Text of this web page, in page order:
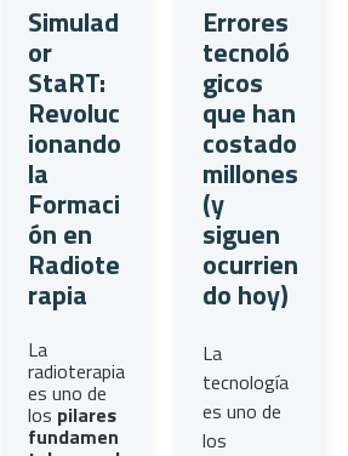
Simulad
or
StaRT:
Revoluc
ionando
la
Formaci
ón en
Radiote
rapia
La
radioterapia
es uno de
los pilares
fundamen
Errores
tecnoló
gicos
que han
costado
millones
(y
siguen
ocurrien
do hoy)
La
tecnología
es uno de
los